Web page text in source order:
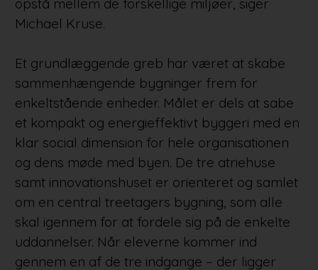
Michael Kruse.
Et grundlæggende greb har været at skabe
sammenhængende bygninger frem for
enkeltstående enheder. Målet er dels at sabe
et kompakt og energieffektivt byggeri med en
klar social dimension for hele organisationen
og dens møde med byen. De tre atriehuse
samt innovationshuset er orienteret og samlet
om en central treetagers bygning, som alle
skal igennem for at fordele sig på de enkelte
uddannelser. Når eleverne kommer ind
gennem en af de tre indgange – der ligger